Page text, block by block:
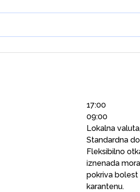
17:00
09:00
Lokalna
Standardna
Fleksibilno
iznenada
pokriva bolest
karantenu.